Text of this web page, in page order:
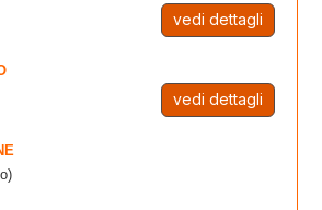
vedi dettagli
vedi dettagli